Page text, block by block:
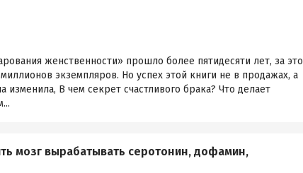
женственности» прошло более пятидесяти лет, за это
экземпляров. Но успех этой книги не в продажах, а
изменила, В чем секрет счастливого брака? Что делает
мозг вырабатывать серотонин, дофамин,